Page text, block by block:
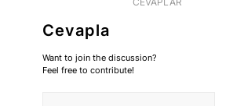
Cevapla
Want to join the discussion?
Feel free to contribute!